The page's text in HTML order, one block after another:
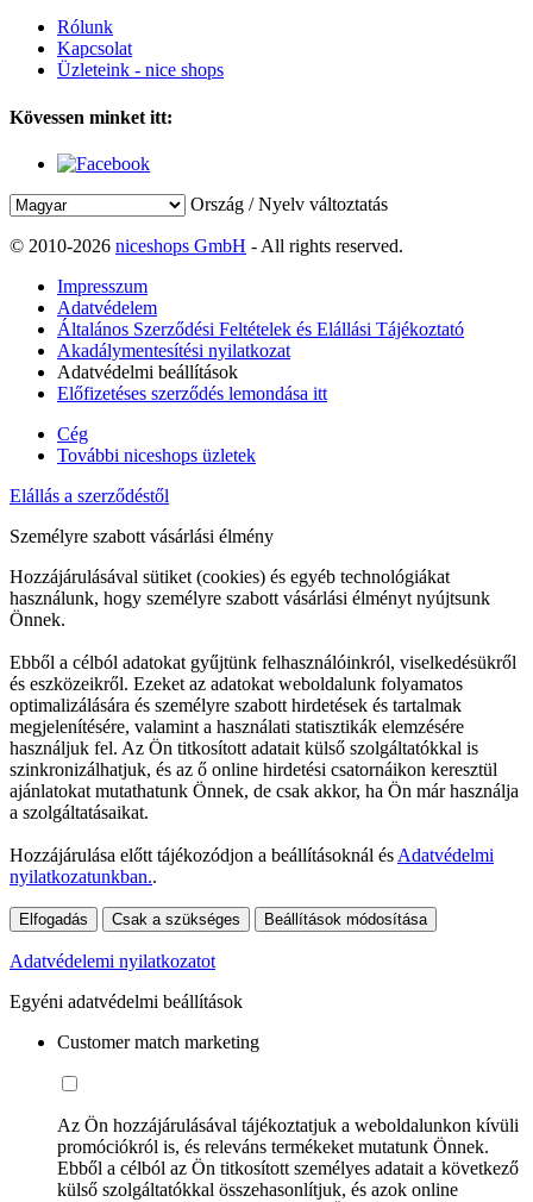
Rólunk
Kapcsolat
Üzleteink - nice shops
Kövessen minket itt:
Ország / Nyelv változtatás
© 2010-2026 niceshops GmbH - All rights reserved.
Impresszum
Adatvédelem
Általános Szerződési Feltételek és Elállási Tájékoztató
Akadálymentesítési nyilatkozat
Adatvédelmi beállítások
Előfizetéses szerződés lemondása itt
Cég
További niceshops üzletek
Elállás a szerződéstől
Személyre szabott vásárlási élmény
Hozzájárulásával sütiket (cookies) és egyéb technológiákat
használunk, hogy személyre szabott vásárlási élményt nyújtsunk
Önnek.
Ebből a célból adatokat gyűjtünk felhasználóinkról, viselkedésükről
és eszközeikről. Ezeket az adatokat weboldalunk folyamatos
optimalizálására és személyre szabott hirdetések és tartalmak
megjelenítésére, valamint a használati statisztikák elemzésére
használjuk fel. Az Ön titkosított adatait külső szolgáltatókkal is
szinkronizálhatjuk, és az ő online hirdetési csatornáikon keresztül
ajánlatokat mutathatunk Önnek, de csak akkor, ha Ön már használja
a szolgáltatásaikat.
Hozzájárulása előtt tájékozódjon a beállításoknál és Adatvédelmi
nyilatkozatunkban..
Elfogadás Csak a szükséges Beállítások módosítása
Adatvédelemi nyilatkozatot
Egyéni adatvédelmi beállítások
Customer match marketing
Az Ön hozzájárulásával tájékoztatjuk a weboldalunkon kívüli
promóciókról is, és releváns termékeket mutatunk Önnek.
Ebből a célból az Ön titkosított személyes adatait a következő
külső szolgáltatókkal összehasonlítjuk, és azok online